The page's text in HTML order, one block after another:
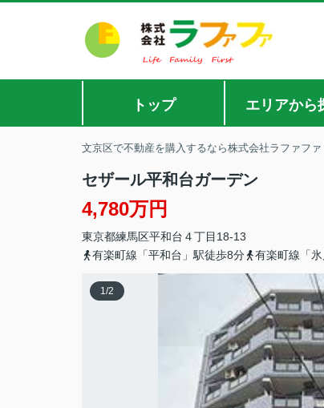
トップ エリアから
文京区で不動産を購入するなら株式会社ラファファ
セザール平和台ガーデン
4,780万円
東京都練馬区平和台 ４丁目18-13
有楽町線「平和台」駅徒歩8分
有楽町線「
1/2